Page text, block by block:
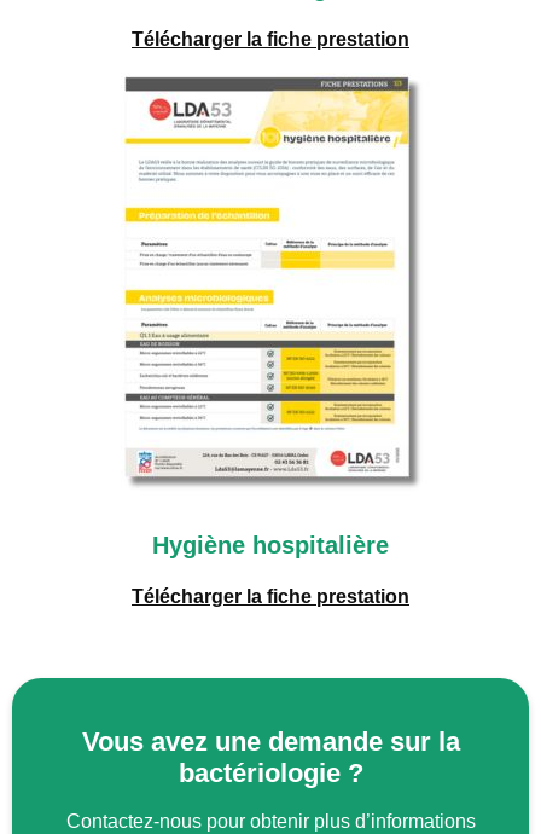
Télécharger la fiche prestation
Hygiène hospitalière
Télécharger la fiche prestation
Vous avez une demande sur la
bactériologie ?
Contactez-nous pour obtenir plus d’informations